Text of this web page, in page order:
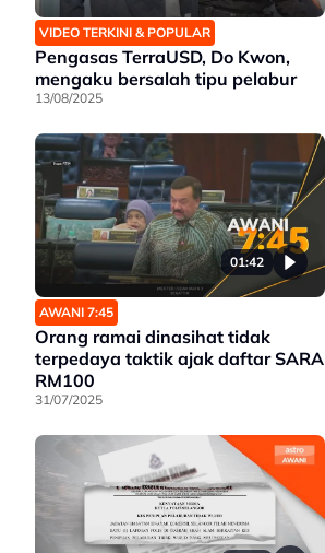
VIDEO TERKINI & POPULAR
Pengasas TerraUSD, Do Kwon,
mengaku bersalah tipu pelabur
13/08/2025
01:42
AWANI 7:45
Orang ramai dinasihat tidak
terpedaya taktik ajak daftar SARA
RM100
31/07/2025